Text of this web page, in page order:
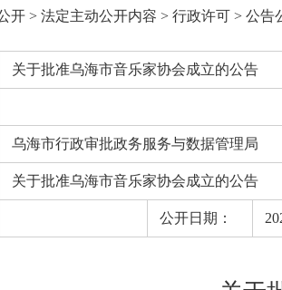
开 > 法定主动公开内容 > 行政许可 > 公告
关于批准乌海市音乐家协会成立的公告
乌海市行政审批政务服务与数据管理局
关于批准乌海市音乐家协会成立的公告
公开日期：